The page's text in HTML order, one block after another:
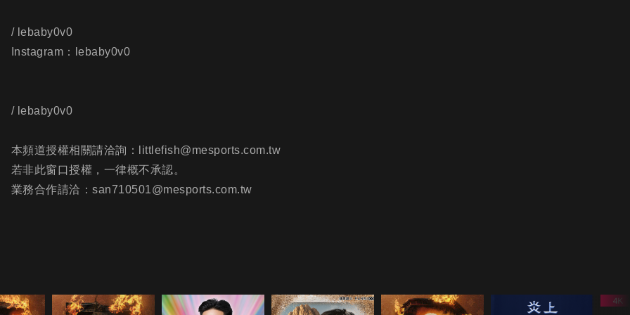
/ lebaby0v0
Instagram：lebaby0v0
/ lebaby0v0
本頻道授權相關請洽詢：littlefish@mesports.com.tw
若非此窗口授權，一律概不承認。
業務合作請洽：san710501@mesports.com.tw